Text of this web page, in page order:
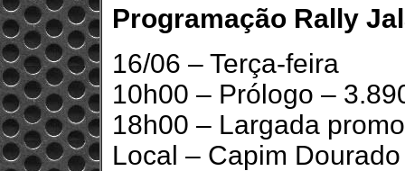
Programação Rally
16/06 – Terça-feira
10h00 – Prólogo –
18h00 – Largada
Local – Capim